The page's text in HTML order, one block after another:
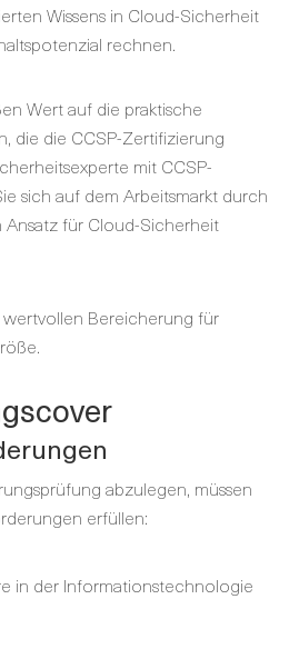
Wissens in Cloud-Sicherheit
rechnen.
Wert auf die praktische
die die CCSP-Zertifizierung
mit CCSP-
sich auf dem Arbeitsmarkt durch
für Cloud-Sicherheit
Bereicherung für
abzulegen, müssen
erfüllen:
in der Informationstechnologie